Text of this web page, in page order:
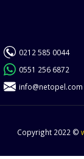
0212 585 0044
0551 256 6872
info@netopel.com
Copyright 2022 ©